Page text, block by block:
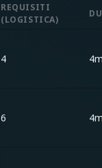
REQUISITI
(LOGISTICA)
4 4m
6 4m